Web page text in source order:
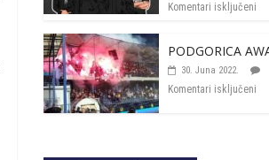
Komentari isključeni
PODGORICA
30. Juna 2022.
Komentari isključeni